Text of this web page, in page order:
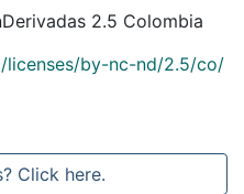
2.5 Colombia
licenses/by-nc-nd/2.5/co/
Click here.